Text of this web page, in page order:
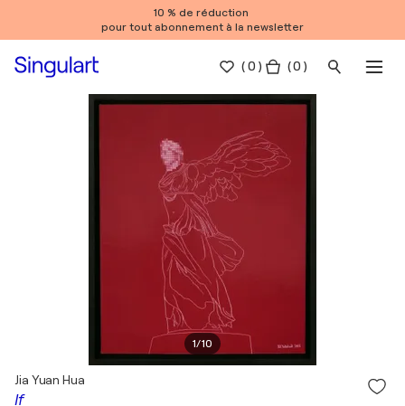
10 % de réduction
pour tout abonnement à la newsletter
(0 ) ( 0 )
1/10
If
Jia Yuan Hua